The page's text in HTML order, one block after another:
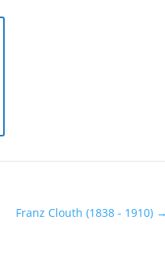
Franz Clouth (1838 - 1910)